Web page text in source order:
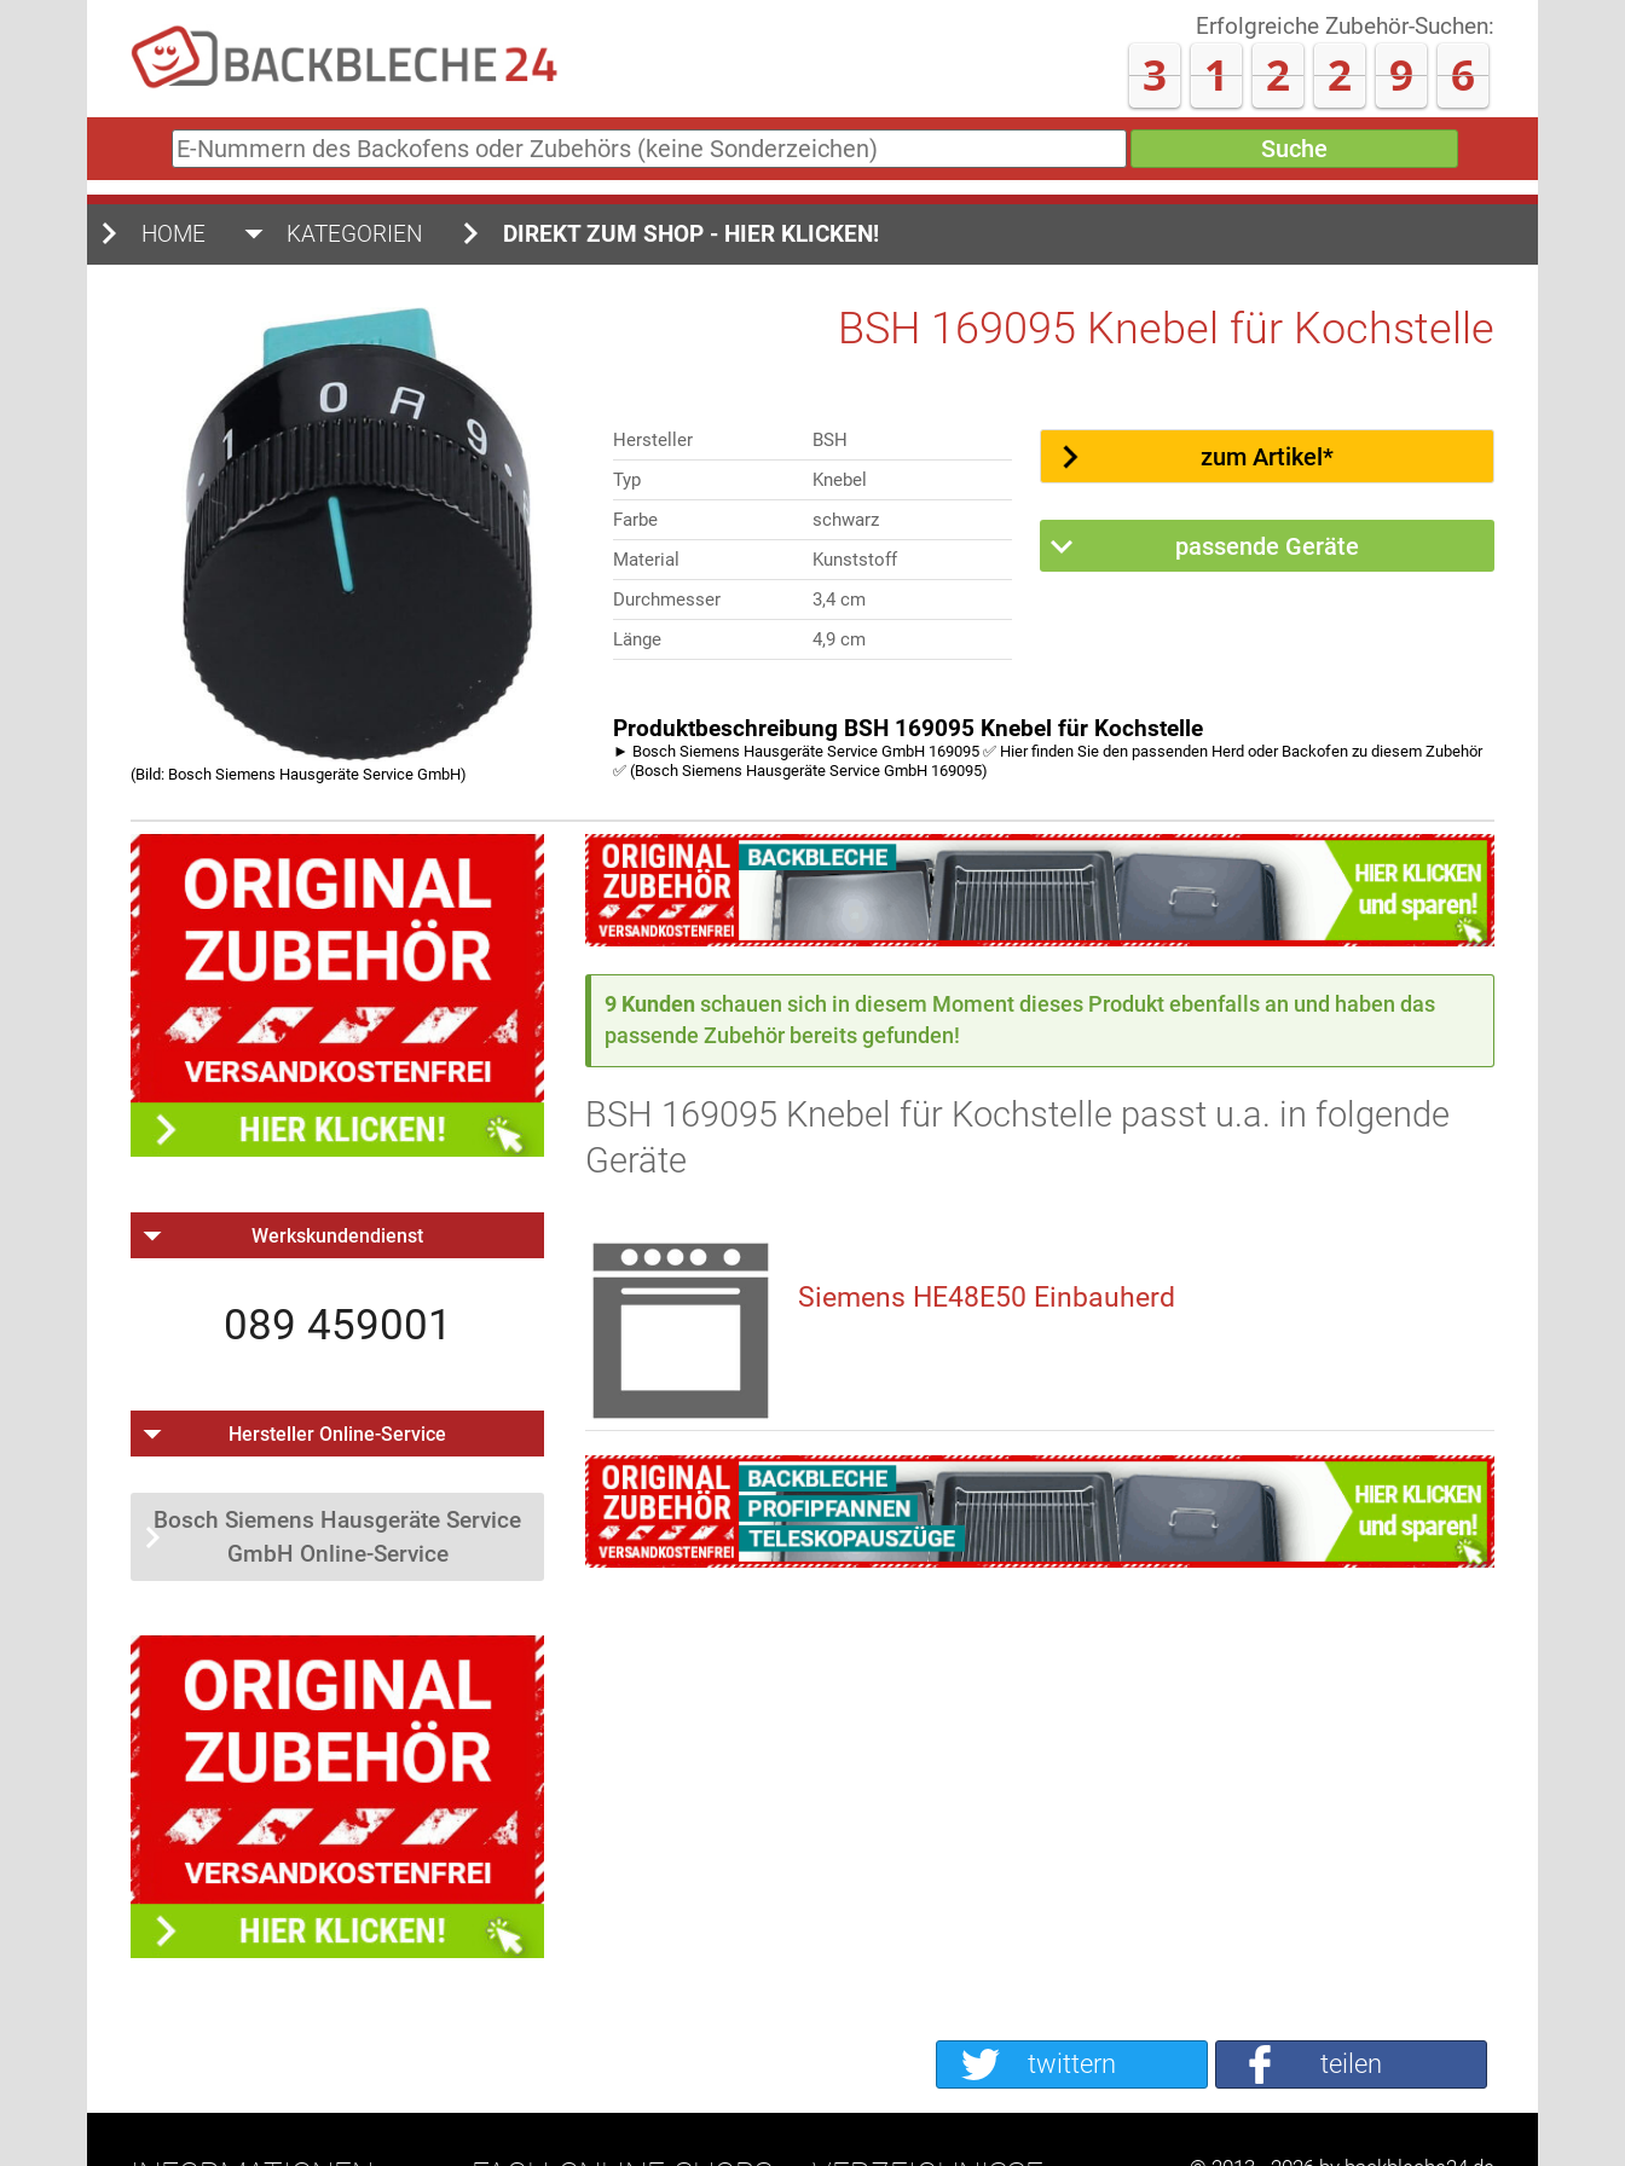
Erfolgreiche Zubehör-Suchen:
3 1 2 3 0 1
E-
Nummern
des
oder
Suche
HOME KATEGORIEN DIREKT ZUM SHOP - HIER KLICKEN!
(Bild: Bosch Siemens Hausgeräte Service GmbH)
BSH 169095 Knebel für Kochstelle
Hersteller
BSH
Typ
Knebel
Farbe
schwarz
Material
Kunststoff
Durchmesser
3,4 cm
Länge
4,9 cm
zum Artikel*
passende Geräte
Produktbeschreibung BSH 169095 Knebel für Kochstelle
► Bosch Siemens Hausgeräte Service GmbH 169095 ✅ Hier finden Sie den passenden Herd oder Backofen zu diesem Zubehör
✅ (Bosch Siemens Hausgeräte Service GmbH 169095)
9 Kunden schauen sich in diesem Moment dieses Produkt ebenfalls an und haben das
passende Zubehör bereits gefunden!
BSH 169095 Knebel für Kochstelle passt u.a. in folgende
Geräte
Siemens HE48E50 Einbauherd
Werkskundendienst
089 459001
Hersteller Online-Service
Bosch Siemens Hausgeräte Service
GmbH Online-Service
teilen
twittern